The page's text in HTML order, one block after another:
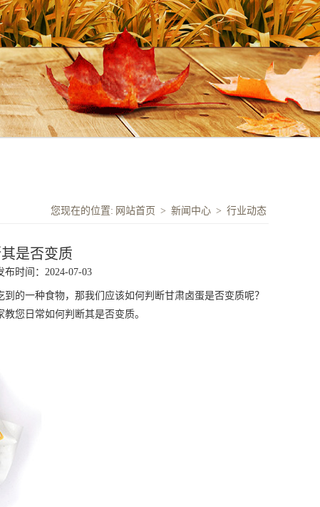
您现在的位置: 网站首页 > 新闻中心 > 行业动态
是否变质
布时间：2024-07-03
到的一种食物，那我们应该如何判断甘肃卤蛋是否变质呢？
教您日常如何判断其是否变质。